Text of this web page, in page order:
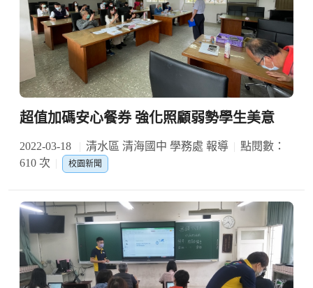
超值加碼安心餐券 強化照顧弱勢學生美意
2022-03-18 清水區 清海國中 學務處 報導
點閱數：
610 次
校園新聞